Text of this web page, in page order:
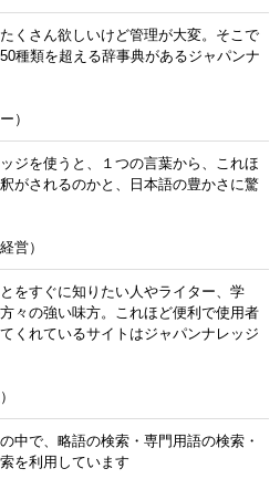
くさん欲しいけど管理が大変。そこで
種類を超える辞事典があるジャパンナ
）
ジを使うと、１つの言葉から、これほ
がされるのかと、日本語の豊かさに驚
営）
をすぐに知りたい人やライター、学
々の強い味方。これほど便利で使用者
くれているサイトはジャパンナレッジ
中で、略語の検索・専門用語の検索・
を利用しています